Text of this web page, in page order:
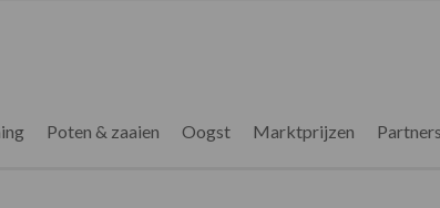
Poten & zaaien Oogst Marktprijzen Partners